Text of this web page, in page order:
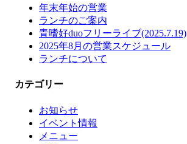
年末年始の営業
ランチのご案内
青嗜好duoフリーライブ(2025.7.19)
2025年8月の営業スケジュール
ランチについて
カテゴリー
お知らせ
イベント情報
メニュー